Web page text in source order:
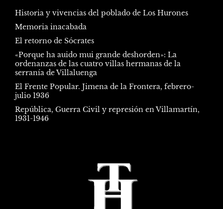
Historia y vivencias del poblado de Los Hurones
Memoria inacabada
El retorno de Sócrates
«Porque ha auido mui grande deshorden»: La
ordenanzas de las cuatro villas hermanas de la
serranía de Villaluenga
El Frente Popular. Jimena de la Frontera, febrero-
julio 1936
República, Guerra Civil y represión en Villamartín,
1931-1946